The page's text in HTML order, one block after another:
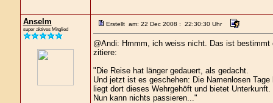
Anselm
super aktives Mitglied
Erstellt am: 22 Dec 2008 : 22:30:30 Uhr
@Andi: Hmmm, ich weiss nicht. Das ist bestimmt
zitiere:
"Die Reise hat länger gedauert, als gedacht.
Und jetzt ist es geschehen: Die Namenlosen
liegt dort dieses Wehrgehöft und bietet Unterkunft.
Nun kann nichts passieren..."